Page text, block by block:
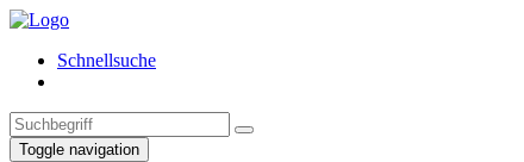
Schnellsuche
Toggle navigation